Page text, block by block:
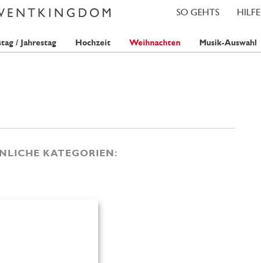
HILFE
SO GEHTS
/ Jahrestag Hochzeit Weihnachten Musik-Auswahl
KATEGORIEN: